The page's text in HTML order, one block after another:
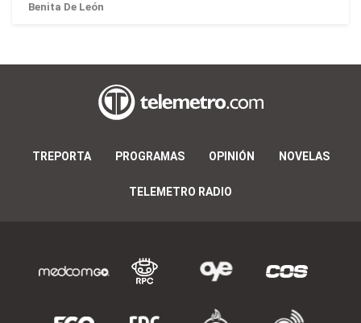
Benita De León
TREPORTA PROGRAMAS OPINIÓN NOVELAS
TELEMETRO RADIO